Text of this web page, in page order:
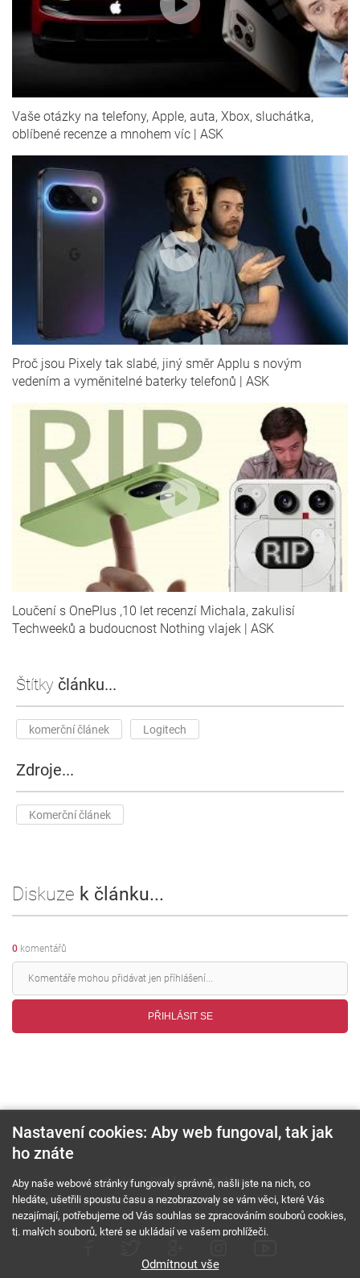
Štítky článku...
komerční článek Logitech
Zdroje...
Komerční článek
Vaše otázky na telefony, Apple, auta, Xbox, sluchátka,
oblíbené recenze a mnohem víc | ASK
Proč jsou Pixely tak slabé, jiný směr Applu s novým
vedením a vyměnitelné baterky telefonů | ASK
Loučení s OnePlus ,10 let recenzí Michala, zakulisí
Techweeků a budoucnost Nothing vlajek | ASK
Diskuze k článku...
0 komentářů
PŘIHLÁSIT SE
O nás RSS feed
Reklama
Podmínky použití a ochrana soukromí
Cookies Kariéra
Nastavení cookies: Aby web fungoval, tak jak
ho znáte
Aby naše webové stránky fungovaly správně, našli jste na nich, co
hledáte, ušetřili spoustu času a nezobrazovaly se vám věci, které Vás
nezajímají, potřebujeme od Vás souhlas se zpracováním souborů cookies,
tj. malých souborů, které se ukládají ve vašem prohlížeči.
Odmítnout vše